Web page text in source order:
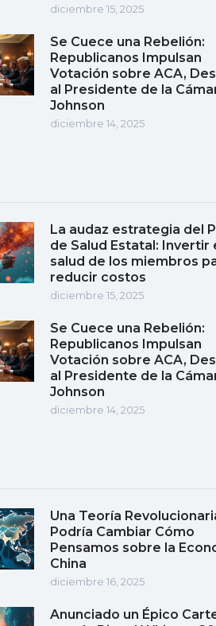
diciembre 15, 2025
Se Cuece una Rebelión:
Republicanos Impulsan
Votación sobre ACA,
al Presidente de la
Johnson
diciembre 14, 2025
La audaz estrategia del
de Salud Estatal: Invertir
salud de los miembros
reducir costos
diciembre 15, 2025
Se Cuece una Rebelión:
Republicanos Impulsan
Votación sobre ACA,
al Presidente de la
Johnson
diciembre 14, 2025
Una Teoría
Podría Cambiar Cómo
Pensamos sobre la
China
diciembre 16, 2025
Anunciado un Épico